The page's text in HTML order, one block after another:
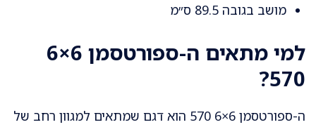
מושב בגובה 89.5 ס״מ
למי מתאים ה-ספורטסמן 6×6
570?
ה-ספורטסמן 6×6 570 הוא דגם שמתאים למגוון רחב של